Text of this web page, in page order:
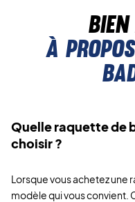
À
Quelle raquette de
choisir ?
Lorsque vous achetez une
modèle qui vous convient.